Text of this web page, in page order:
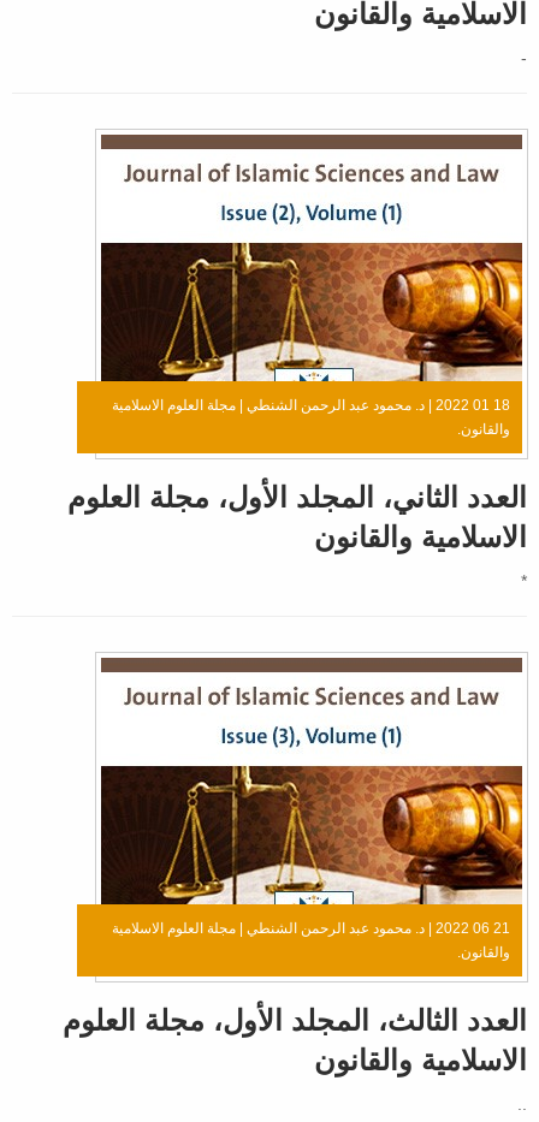
الاسلامية والقانون
-
18 01 2022 | د. محمود عبد الرحمن الشنطي
مجلة العلوم الاسلامية
والقانون.
العدد الثاني، المجلد الأول، مجلة العلوم
الاسلامية والقانون
*
21 06 2022 | د. محمود عبد الرحمن الشنطي
مجلة العلوم الاسلامية
والقانون.
العدد الثالث، المجلد الأول، مجلة العلوم
الاسلامية والقانون
..